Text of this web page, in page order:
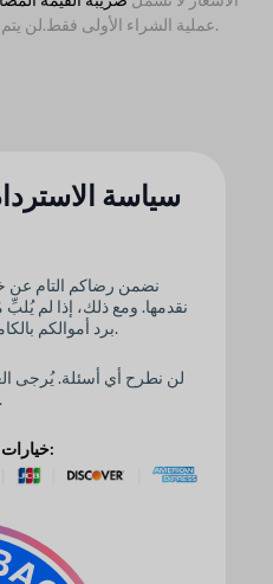
عملية الشراء الأولى فقط.لن يتم تطبيقه على التجديدات القادمة.
سياسة
نضمن رضاكم التام عن
نقدمها. ومع ذلك، إذا لم
برد أموالكم بالكامل خلال 14 يومًا من الشراء.
لن نطرح أي أسئلة. يُرجى
في حال شراء المنتج بخصم.
خيارات الدفع: